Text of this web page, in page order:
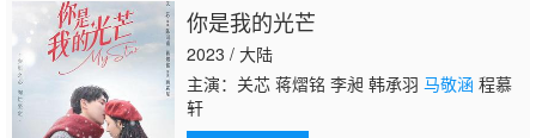
儿
你是我的光芒
2023 / 大陆
主演：关芯 蒋熠铭 李昶 韩承羽 马敬涵 程慕
轩